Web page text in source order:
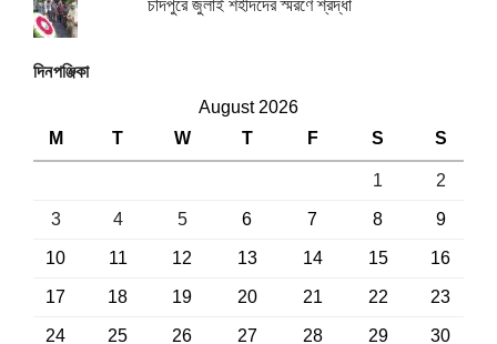
চাঁদপুরে জুলাই শহীদদের স্মরণে শ্রদ্ধা
দিনপঞ্জিকা
August 2026
M
T W T F S S
1 2
3 4 5 6 7 8 9
10 11 12 13 14 15 16
17 18 19 20 21 22 23
24 25 26 27 28 29 30